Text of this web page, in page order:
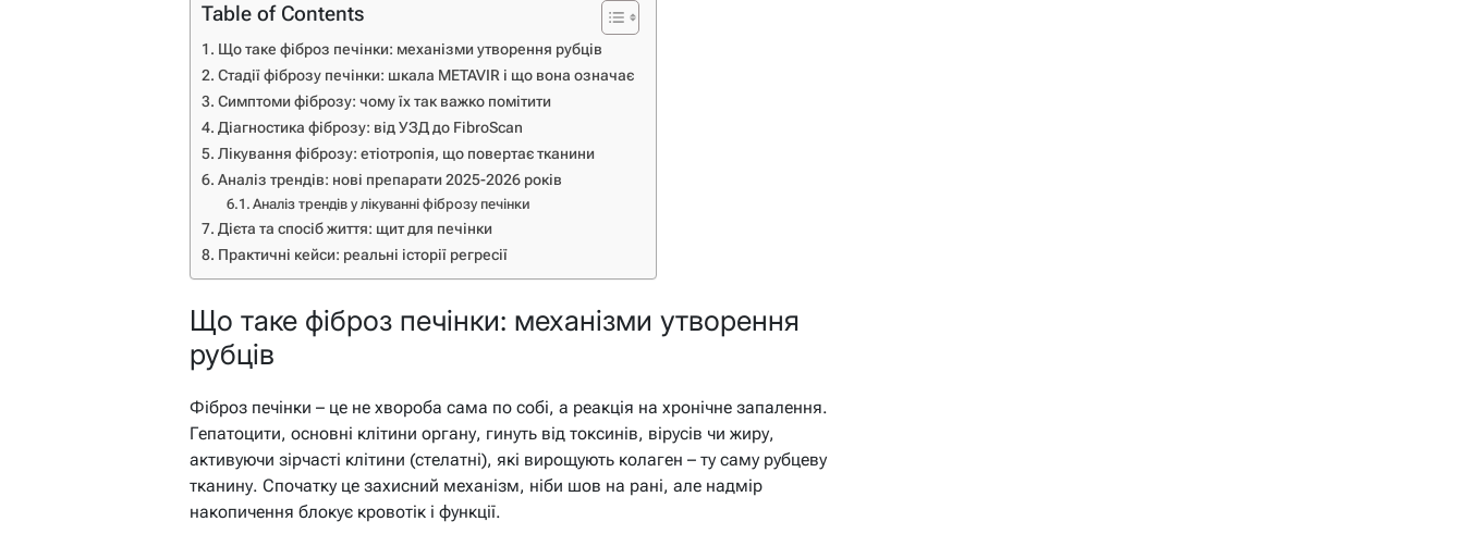
Table of Contents
Що таке фіброз печінки: механізми утворення рубців
Стадії фіброзу печінки: шкала METAVIR і що вона означає
Симптоми фіброзу: чому їх так важко помітити
Діагностика фіброзу: від УЗД до FibroScan
Лікування фіброзу: етіотропія, що повертає тканини
Аналіз трендів: нові препарати 2025-2026 років
Аналіз трендів у лікуванні фіброзу печінки
Дієта та спосіб життя: щит для печінки
Практичні кейси: реальні історії регресії
Що таке фіброз печінки: механізми утворення
рубців
Фіброз печінки – це не хвороба сама по собі, а реакція на хронічне запалення.
Гепатоцити, основні клітини органу, гинуть від токсинів, вірусів чи жиру,
активуючи зірчасті клітини (стелатні), які вирощують колаген – ту саму рубцеву
тканину. Спочатку це захисний механізм, ніби шов на рані, але надмір
накопичення блокує кровотік і функції.